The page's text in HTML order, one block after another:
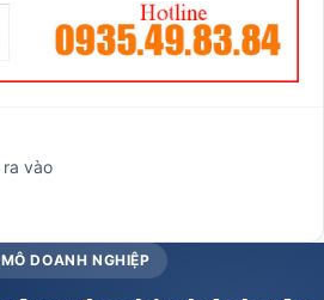
vào
DOANH NGHIỆP